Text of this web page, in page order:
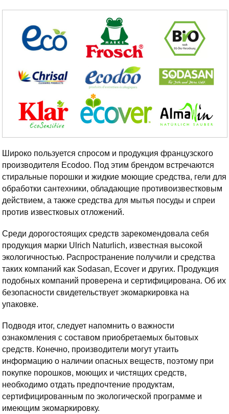
Широко пользуется спросом и продукция французского
производителя Ecodoo. Под этим брендом встречаются
стиральные порошки и жидкие моющие средства, гели для
обработки сантехники, обладающие противоизвестковым
действием, а также средства для мытья посуды и спреи
против известковых отложений.
Среди дорогостоящих средств зарекомендовала себя
продукция марки Ulrich Naturlich, известная высокой
экологичностью. Распространение получили и средства
таких компаний как Sodasan, Ecover и других. Продукция
подобных компаний проверена и сертифицирована. Об их
безопасности свидетельствует экомаркировка на
упаковке.
Подводя итог, следует напомнить о важности
ознакомления с составом приобретаемых бытовых
средств. Конечно, производители могут утаить
информацию о наличии опасных веществ, поэтому при
покупке порошков, моющих и чистящих средств,
необходимо отдать предпочтение продуктам,
сертифицированным по экологической программе и
имеющим экомаркировку.